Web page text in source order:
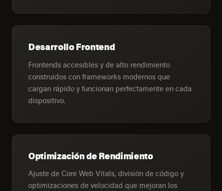
Desarrollo Frontend
Frontends accesibles y de alto rendimiento
construidos con frameworks modernos que
cargan rápido y funcionan perfectamente en cada
dispositivo.
Optimización de Rendimiento
Ajuste de Core Web Vitals, división de código y
optimizaciones de velocidad que mejoran los